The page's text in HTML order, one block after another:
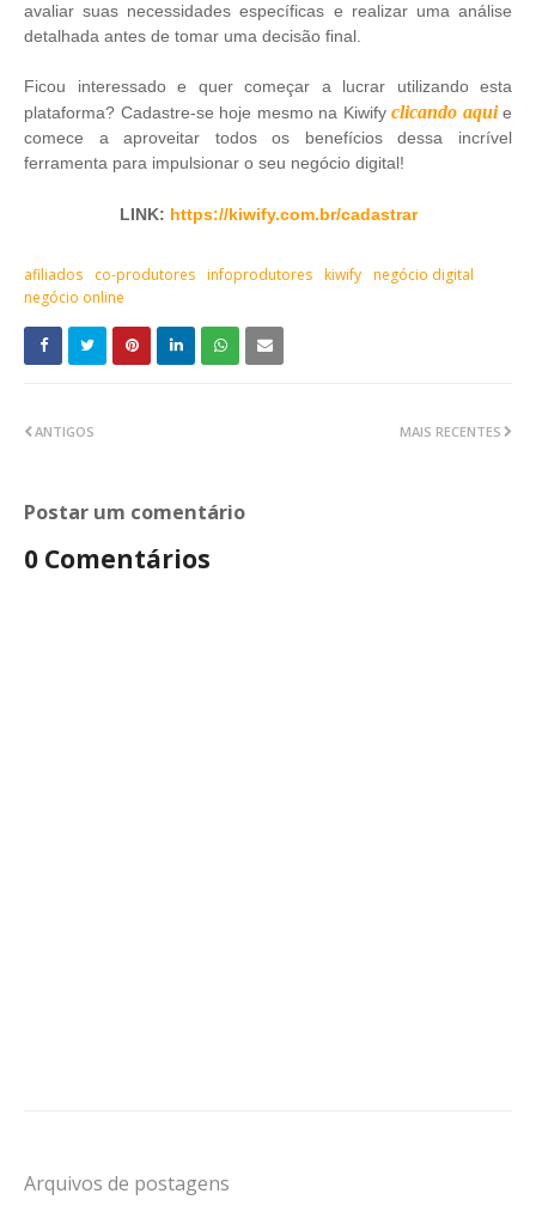
avaliar suas necessidades específicas e realizar uma análise
detalhada antes de tomar uma decisão final.
Ficou interessado e quer começar a lucrar utilizando esta
plataforma? Cadastre-se hoje mesmo na Kiwify clicando aquie
comece a aproveitar todos os benefícios dessa incrível
ferramenta para impulsionar o seu negócio digital!
LINK: https://kiwify.com.br/cadastrar
afiliados co-produtores infoprodutores kiwify negócio digital
negócio online
MAIS RECENTES
ANTIGOS
Postar um comentário
0 Comentários
Arquivos de postagens